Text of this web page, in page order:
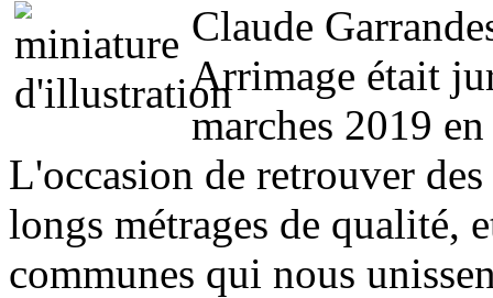
Claude
Arrimage était
marches 2019
L'occasion de retrouver
longs métrages de qualité,
communes qui nous